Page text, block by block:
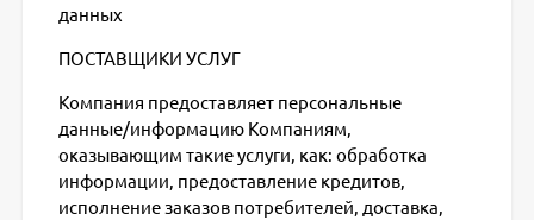
данных
ПОСТАВЩИКИ УСЛУГ
Компания предоставляет персональные
данные/информацию Компаниям,
оказывающим такие услуги, как: обработка
информации, предоставление кредитов,
исполнение заказов потребителей, доставка,